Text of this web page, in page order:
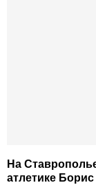
На
атлетике